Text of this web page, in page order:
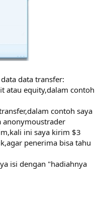
data transfer:
atau equity,dalam contoh
contoh saya
anonymoustrader
ini saya kirim $3
penerima bisa tahu
isi dengan "hadiahnya